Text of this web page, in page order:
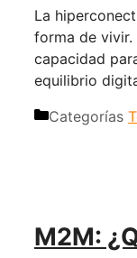
La
forma de vivir.
capacidad
equilibrio
Categorías
M2M: